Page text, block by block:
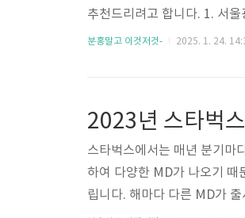
추천드리려고 합니다. 1. 서
별시 중구 을지로 12 서울광
분홍말고 이것저것- 2025. 1. 24.
스타벅스에서는 매년 분기마
하여 다양한 MD가 나오기 때
립니다. 해마다 다른 MD가